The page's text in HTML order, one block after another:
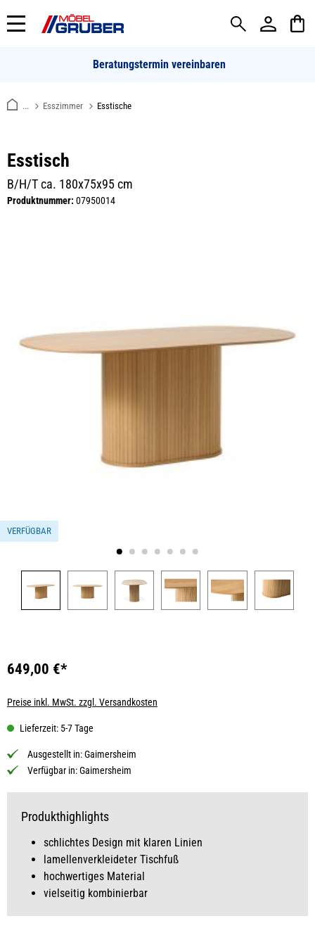
springen
Beratungstermin vereinbaren
... Esszimmer Esstische
Esstisch
B/H/T ca. 180x75x95 cm
Produktnummer: 07950014
VERFÜGBAR
Produkthighlights
schlichtes Design mit klaren Linien
lamellenverkleideter Tischfuß
hochwertiges Material
vielseitig kombinierbar
649,00 €*
Preise inkl. MwSt. zzgl. Versandkosten
Lieferzeit: 5-7 Tage
Ausgestellt in:Gaimersheim
Verfügbar in:Gaimersheim